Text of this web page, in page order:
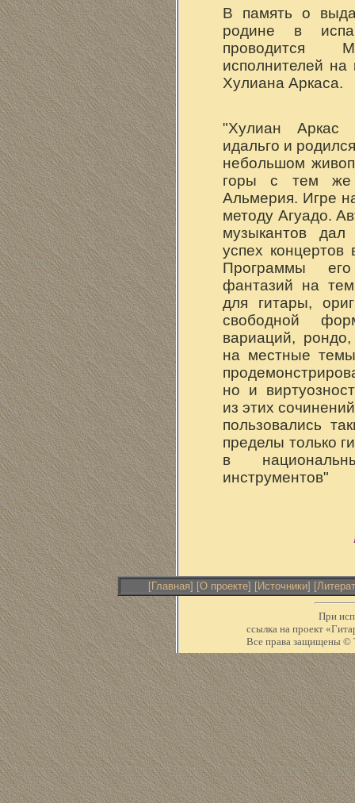
В память о
родине в
проводится
исполнителей на
Хулиана Аркаса.
"Хулиан Аркас
идальго и
небольшом
горы с тем же
Альмерия. Игре
методу Агуадо.
музыкантов
успех
Программы
фантазий на
для гитары,
свободной
вариаций,
на местные
но и
из этих
пользовались
пределы только
в
инструментов"
[Главная] [О проекте] [Источники] [
При
ссылка на проект
Все права защищены ©